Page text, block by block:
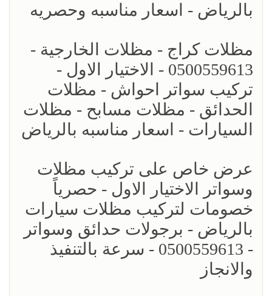
بالرياض - اسعار مناسبه وحصريه
مظلات كراج - مظلات الخارجية -
0500559613 - الاختيار الاول -
تركيب سواتر احواش - مظلات
الحدائق - مظلات مسابح - مظلات
السيارات - اسعار مناسبه بالرياض
عرض خاص على تركيب مظلات
وسواتر الاختيار الاول - حصرياً
خصومات لتركيب مظلات سيارات
بالرياض - برجولات حدائق وسواتر
- 0500559613 - سرعة بالتنفيذ
والانجاز